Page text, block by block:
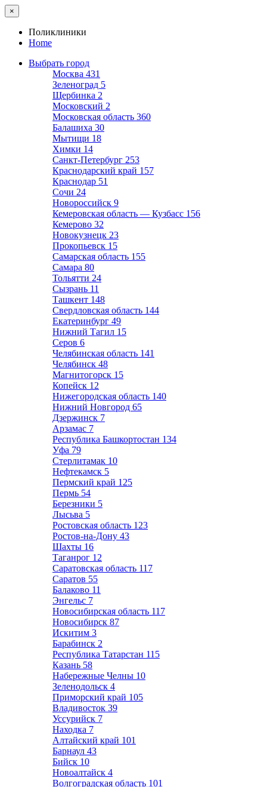
×
Поликлиники
Home
Выбрать город
Москва 431
Зеленоград 5
Щербинка 2
Московский 2
Московская область 360
Балашиха 30
Мытищи 18
Химки 14
Санкт-Петербург 253
Краснодарский край 157
Краснодар 51
Сочи 24
Новороссийск 9
Кемеровская область — Кузбасс 156
Кемерово 32
Новокузнецк 23
Прокопьевск 15
Самарская область 155
Самара 80
Тольятти 24
Сызрань 11
Ташкент 148
Свердловская область 144
Екатеринбург 49
Нижний Тагил 15
Серов 6
Челябинская область 141
Челябинск 48
Магнитогорск 15
Копейск 12
Нижегородская область 140
Нижний Новгород 65
Дзержинск 7
Арзамас 7
Республика Башкортостан 134
Уфа 79
Стерлитамак 10
Нефтекамск 5
Пермский край 125
Пермь 54
Березники 5
Лысьва 5
Ростовская область 123
Ростов-на-Дону 43
Шахты 16
Таганрог 12
Саратовская область 117
Саратов 55
Балаково 11
Энгельс 7
Новосибирская область 117
Новосибирск 87
Искитим 3
Барабинск 2
Республика Татарстан 115
Казань 58
Набережные Челны 10
Зеленодольск 4
Приморский край 105
Владивосток 39
Уссурийск 7
Находка 7
Алтайский край 101
Барнаул 43
Бийск 10
Новоалтайск 4
Волгоградская область 101